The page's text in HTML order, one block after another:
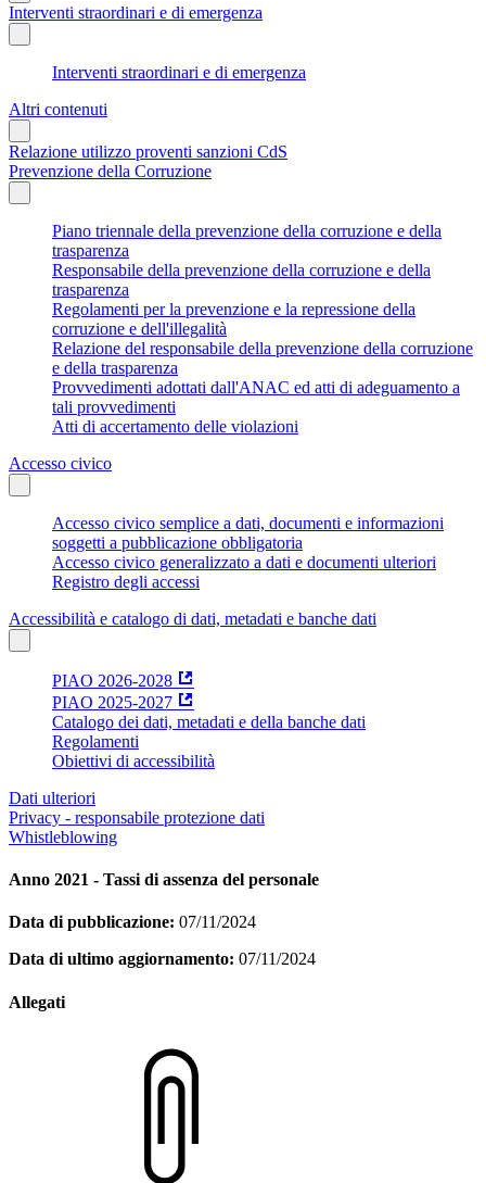
Interventi straordinari e di emergenza
Interventi straordinari e di emergenza
Altri contenuti
Relazione utilizzo proventi sanzioni CdS
Prevenzione della Corruzione
Piano triennale della prevenzione della corruzione e della
trasparenza
Responsabile della prevenzione della corruzione e della
trasparenza
Regolamenti per la prevenzione e la repressione della
corruzione e dell'illegalità
Relazione del responsabile della prevenzione della corruzione
e della trasparenza
Provvedimenti adottati dall'ANAC ed atti di adeguamento a
tali provvedimenti
Atti di accertamento delle violazioni
Accesso civico
Accesso civico semplice a dati, documenti e informazioni
soggetti a pubblicazione obbligatoria
Accesso civico generalizzato a dati e documenti ulteriori
Registro degli accessi
Accessibilità e catalogo di dati, metadati e banche dati
PIAO 2026-2028
PIAO 2025-2027
Catalogo dei dati, metadati e della banche dati
Regolamenti
Obiettivi di accessibilità
Dati ulteriori
Privacy - responsabile protezione dati
Whistleblowing
Anno 2021 - Tassi di assenza del personale
Data di pubblicazione: 07/11/2024
Data di ultimo aggiornamento: 07/11/2024
Allegati